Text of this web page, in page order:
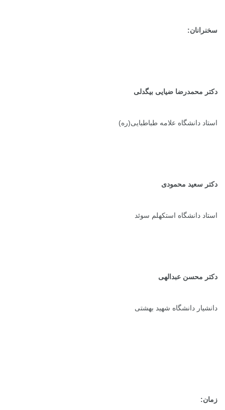
سخنرانان:
دکتر محمدرضا ضیایی بیگدلی
استاد دانشگاه علامه طباطبایی(ره)
دکتر سعید محمودی
استاد دانشگاه استکهلم سوئد
دکتر محسن عبدالهی
دانشیار دانشگاه شهید بهشتی
زمان: